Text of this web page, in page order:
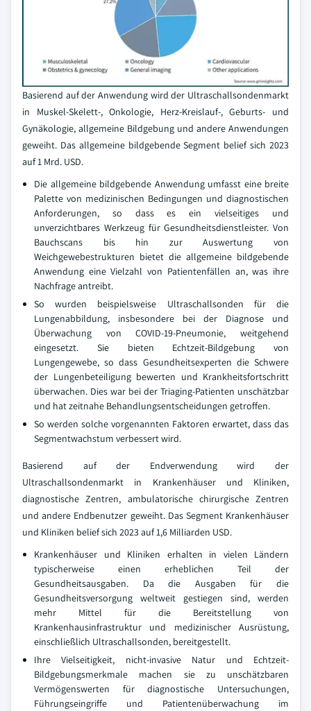
Basierend auf der Anwendung wird der Ultraschallsondenmarkt
in Muskel-Skelett-, Onkologie, Herz-Kreislauf-, Geburts- und
Gynäkologie, allgemeine Bildgebung und andere Anwendungen
geweiht. Das allgemeine bildgebende Segment belief sich 2023
auf 1 Mrd. USD.
Die allgemeine bildgebende Anwendung umfasst eine breite
Palette von medizinischen Bedingungen und diagnostischen
Anforderungen, so dass es ein vielseitiges und
unverzichtbares Werkzeug für Gesundheitsdienstleister. Von
Bauchscans bis hin zur Auswertung von
Weichgewebestrukturen bietet die allgemeine bildgebende
Anwendung eine Vielzahl von Patientenfällen an, was ihre
Nachfrage antreibt.
So wurden beispielsweise Ultraschallsonden für die
Lungenabbildung, insbesondere bei der Diagnose und
Überwachung von COVID-19-Pneumonie, weitgehend
eingesetzt. Sie bieten Echtzeit-Bildgebung von
Lungengewebe, so dass Gesundheitsexperten die Schwere
der Lungenbeteiligung bewerten und Krankheitsfortschritt
überwachen. Dies war bei der Triaging-Patienten unschätzbar
und hat zeitnahe Behandlungsentscheidungen getroffen.
So werden solche vorgenannten Faktoren erwartet, dass das
Segmentwachstum verbessert wird.
Basierend auf der Endverwendung wird der
Ultraschallsondenmarkt in Krankenhäuser und Kliniken,
diagnostische Zentren, ambulatorische chirurgische Zentren
und andere Endbenutzer geweiht. Das Segment Krankenhäuser
und Kliniken belief sich 2023 auf 1,6 Milliarden USD.
Krankenhäuser und Kliniken erhalten in vielen Ländern
typischerweise einen erheblichen Teil der
Gesundheitsausgaben. Da die Ausgaben für die
Gesundheitsversorgung weltweit gestiegen sind, werden
mehr Mittel für die Bereitstellung von
Krankenhausinfrastruktur und medizinischer Ausrüstung,
einschließlich Ultraschallsonden, bereitgestellt.
Ihre Vielseitigkeit, nicht-invasive Natur und Echtzeit-
Bildgebungsmerkmale machen sie zu unschätzbaren
Vermögenswerten für diagnostische Untersuchungen,
Führungseingriffe und Patientenüberwachung im